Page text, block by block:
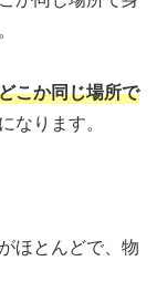
こか同じ場所で
なります。
ほとんどで、物